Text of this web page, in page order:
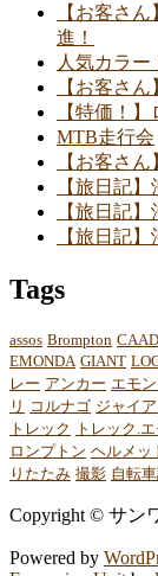
【お客さ
進！
人気カラー
【お客さ
【特価！
MTB走行会
【お客さ
【旅日記
【旅日記
【旅日記
Tags
assos Brompton CAAD
EMONDA GIANT
レー アンカー エモ
リ コルナゴ ジャイア
トレック
トレック.
ロンプトン ヘルメッ
りたたみ 撮影 自転
Copyright © サン
Powered by